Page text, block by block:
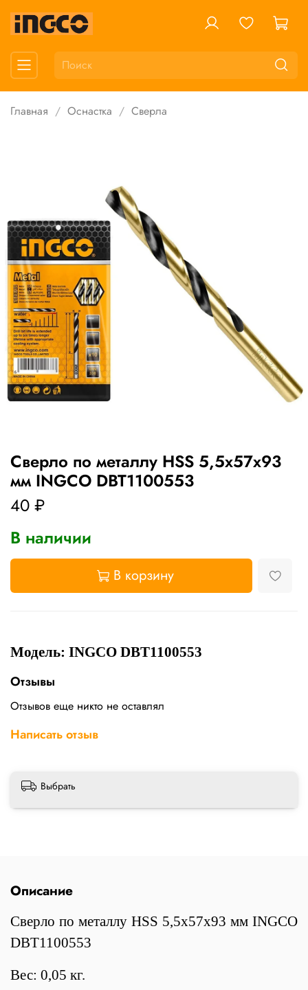
Главная Оснастка Сверла
Сверло по металлу HSS 5,5x57х93
мм INGCO DBT1100553
40 ₽
В наличии
В корзину
Модель: INGCO DBT1100553
Отзывы
Отзывов еще никто не оставлял
Написать отзыв
Выбрать
Описание
Сверло по металлу HSS 5,5x57х93 мм INGCO
DBT1100553
Вес: 0,05 кг.